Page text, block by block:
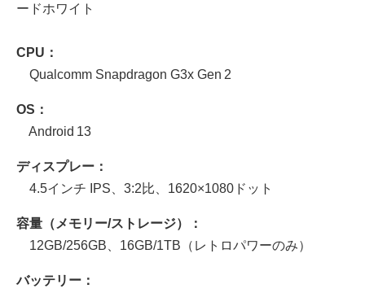
ードホワイト
CPU：
Qualcomm Snapdragon G3x Gen 2
OS：
Android 13
ディスプレー：
4.5インチ IPS、3:2比、1620×1080ドット
容量（メモリー/ストレージ）：
12GB/256GB、16GB/1TB（レトロパワーのみ）
バッテリー：